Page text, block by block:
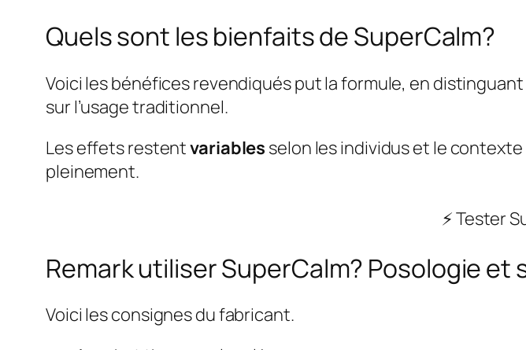
Quels sont les bienfaits de SuperCalm?
Voici les bénéfices revendiqués put la formule, en distinguant
sur l’usage traditionnel.
Les effets restentvariables selon les individus et le
pleinement.
⚡ Tester
Remark utiliser SuperCalm? Posologie et
Voici les consignes du fabricant.